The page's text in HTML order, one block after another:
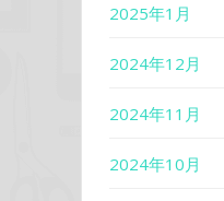
2025年1月
2024年12月
2024年11月
2024年10月